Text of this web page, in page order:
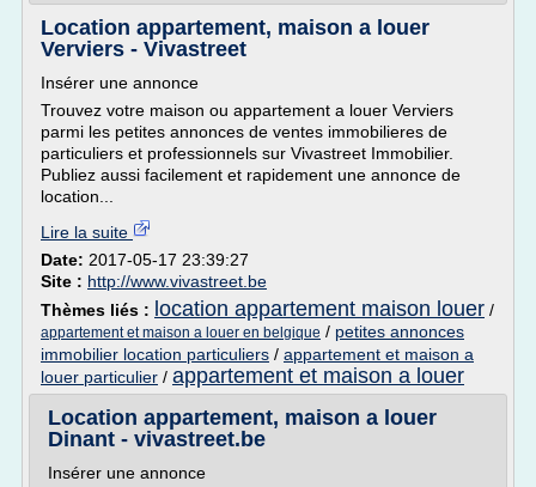
Location appartement, maison a louer
Verviers - Vivastreet
Insérer une annonce
Trouvez votre maison ou appartement a louer Verviers
parmi les petites annonces de ventes immobilieres de
particuliers et professionnels sur Vivastreet Immobilier.
Publiez aussi facilement et rapidement une annonce de
location...
Lire la suite
Date: 2017-05-17 23:39:27
Site : http://www.vivastreet.be
Thèmes liés : location appartement maison louer /
appartement et maison a louer en belgique / petites annonces
immobilier location particuliers / appartement et maison a
louer particulier / appartement et maison a louer
Location appartement, maison a louer
Dinant - vivastreet.be
Insérer une annonce